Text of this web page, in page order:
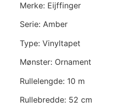
Merke: Eijffinger
Serie: Amber
Type: Vinyltapet
Mønster: Ornament
Rullelengde: 10 m
Rullebredde: 52 cm